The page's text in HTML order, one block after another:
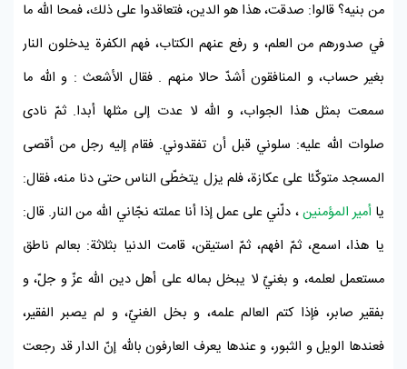
من بنيه؟ قالوا: صدقت، هذا هو الدين، فتعاقدوا على ذلك، فمحا اللّه ما
في صدورهم من العلم، و رفع عنهم الكتاب، فهم الكفرة يدخلون النار
بغير حساب، و المنافقون أشدّ حالا منهم . فقال الأشعث: و اللّه ما
سمعت بمثل هذا الجواب، و اللّه لا عدت إلى مثلها أبدا. ثمّ نادى
صلوات اللّه عليه: سلوني قبل أن تفقدوني. فقام إليه رجل من أقصى
المسجد متوكّئا على عكازة، فلم يزل يتخطّى الناس حتى دنا منه، فقال:
ياأمير المؤمنين، دلّني على عمل إذا أنا عملته نجّاني اللّه من النار. قال:
يا هذا، اسمع، ثمّ افهم، ثمّ استيقن، قامت الدنيا بثلاثة: بعالم ناطق
مستعمل لعلمه، و بغنيّ لا يبخل بماله على أهل دين اللّه عزّ و جلّ، و
بفقير صابر، فإذا كتم العالم علمه، و بخل الغنيّ، و لم يصبر الفقير،
فعندها الويل و الثبور، و عندها يعرف العارفون باللّه إنّ الدار قد رجعت